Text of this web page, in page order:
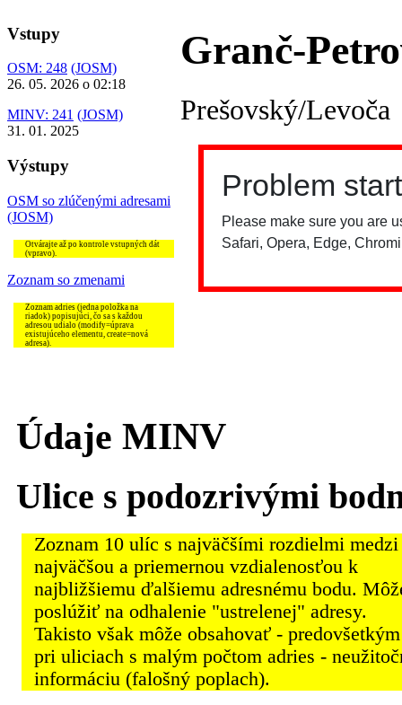
Vstupy
OSM: 248 (JOSM)
26. 05. 2026 o 02:18
MINV: 241 (JOSM)
31. 01. 2025
Výstupy
OSM so zlúčenými adresami
(JOSM)
Otvárajte až po kontrole vstupných dát
(vpravo).
Zoznam so zmenami
Zoznam adries (jedna položka na
riadok) popisujúci, čo sa s každou
adresou udialo (modify=úprava
existujúceho elementu, create=nová
adresa).
Granč-
Prešovský/Levoča
Údaje MINV
Ulice s podozrivými
Zoznam 10 ulíc s najväčšími rozdielmi medzi
najväčšou a priemernou vzdialenosťou k
najbližšiemu ďalšiemu adresnému bodu.
poslúžiť na odhalenie "ustrelenej" adresy.
Takisto však môže obsahovať - predovšetkým
pri uliciach s malým počtom adries -
informáciu (falošný poplach).